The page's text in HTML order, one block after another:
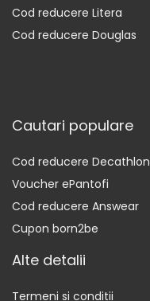
Cod reducere Litera
Cod reducere Douglas
Cautari populare
Cod reducere Decathlon
Voucher ePantofi
Cod reducere Answear
Cupon born2be
Alte detalii
Termeni si conditii